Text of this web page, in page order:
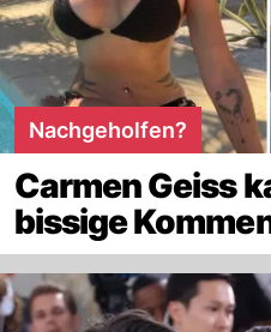
Nachgeholfen?
Carmen Geiss
bissige